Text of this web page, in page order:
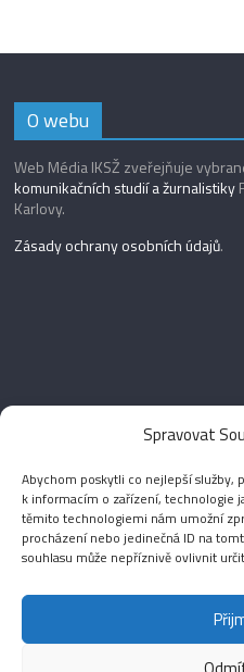
Spravovat
Abychom poskytli co nejlepší služby,
k informacím o zařízení, technologie
těmito technologiemi nám umožní
procházení nebo jedinečná ID na
souhlasu může nepříznivě ovlivnit
O webu
Web Média IKSŽ zveřejňuje
komunikačních studií a žurnalistiky
Karlovy.
Zásady ochrany osobních údajů.